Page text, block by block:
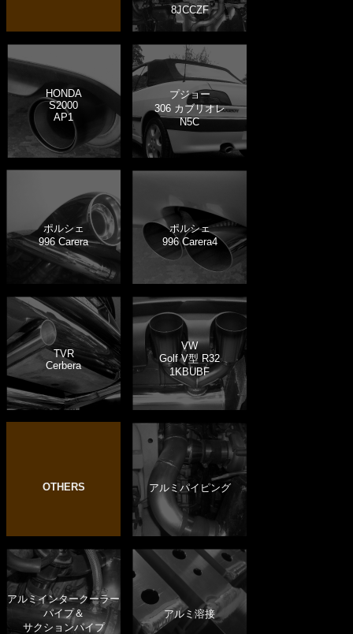
8JCCZF
HONDA
S2000
AP1
プジョー
306 カブリオレ
N5C
ポルシェ
996 Carera
ポルシェ
996 Carera4
TVR
Cerbera
VW
Golf V型 R32
1KBUBF
OTHERS アルミパイピング
アルミインタークーラー
パイプ＆
サクションパイプ
アルミ溶接